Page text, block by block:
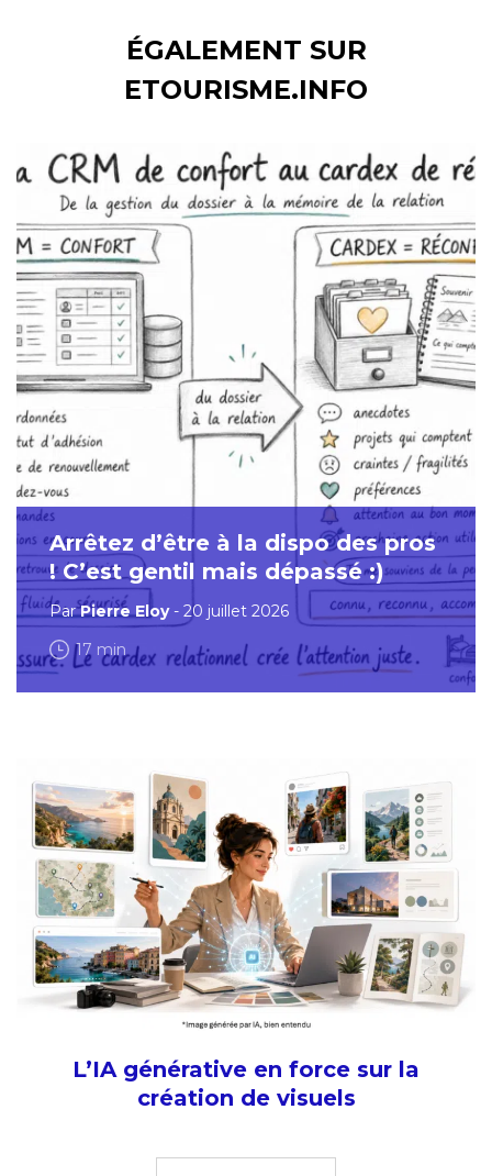
ÉGALEMENT SUR
ETOURISME.INFO
Arrêtez d’être à la dispo des pros
! C’est gentil mais dépassé :)
ParPierre Eloy- 20 juillet 2026
17 min
L’IA générative en force sur la
création de visuels